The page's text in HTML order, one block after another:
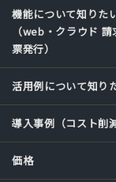
機能について知りた
（web・クラウド
票発行）
活用例について知り
導入事例（コスト削
価格